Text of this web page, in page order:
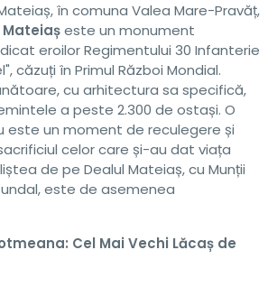
în comuna Valea Mare-Pravăț,
este un monument
eroilor Regimentului 30 Infanterie
căzuți în Primul Război Mondial.
cu arhitectura sa specifică,
a peste 2.300 de ostași. O
este un moment de reculegere și
celor care și-au dat viața
de pe Dealul Mateiaș, cu Munții
este de asemenea
Cel Mai Vechi Lăcaș de